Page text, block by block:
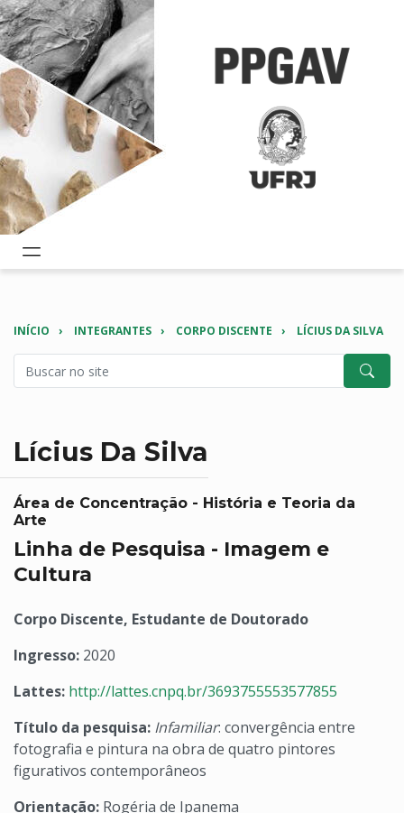
INÍCIO INTEGRANTES CORPO DISCENTE LÍCIUS DA SILVA
Lícius Da Silva
Área de Concentração - História e Teoria da
Arte
Linha de Pesquisa - Imagem e
Cultura
Corpo Discente, Estudante de Doutorado
Ingresso: 2020
Lattes: http://lattes.cnpq.br/3693755553577855
Título da pesquisa: Infamiliar: convergência entre
fotografia e pintura na obra de quatro pintores
figurativos contemporâneos
Orientação: Rogéria de Ipanema